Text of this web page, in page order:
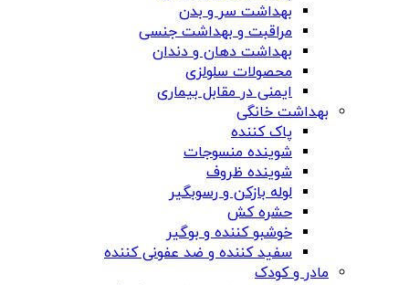
بهداشت سر و بدن
مراقبت و بهداشت جنسی
بهداشت دهان و دندان
محصولات سلولزی
ایمنی در مقابل بیماری
بهداشت خانگی
پاک کننده
شوینده منسوجات
شوینده ظروف
لوله بازکن و رسوبگیر
حشره کش
خوشبو کننده و بوگیر
سفید کننده و ضد عفونی کننده
مادر و کودک